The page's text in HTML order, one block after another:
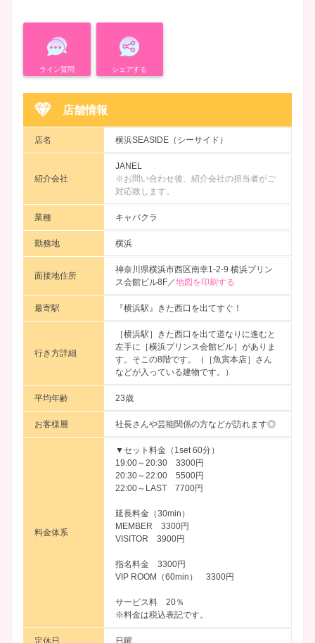
ライン質問 シェアする
店舗情報
店名 横浜SEASIDE（シーサイド）
紹介会社
JANEL
※お問い合わせ後、紹介会社の担当者がご
対応致します。
業種 キャバクラ
勤務地 横浜
面接地住所
神奈川県横浜市西区南幸1-2-9 横浜プリン
ス会館ビル8F／地図を印刷する
最寄駅 『横浜駅』きた西口を出てすぐ！
行き方詳細
［横浜駅］きた西口を出て道なりに進むと
左手に［横浜プリンス会館ビル］がありま
す。そこの8階です。（［魚寅本店］さん
などが入っている建物です。）
平均年齢 23歳
お客様層 社長さんや芸能関係の方などが訪れます◎
料金体系
▼セット料金（1set 60分）
19:00～20:30 3300円
20:30～22:00 5500円
22:00～LAST 7700円
延長料金（30min）
MEMBER 3300円
VISITOR 3900円
指名料金 3300円
VIP ROOM（60min） 3300円
サービス料 20％
※料金は税込表記です。
定休日 日曜